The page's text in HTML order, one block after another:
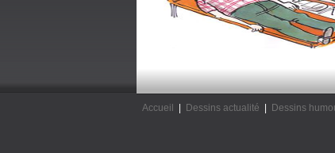
Accueil Dessins actualité Dessins